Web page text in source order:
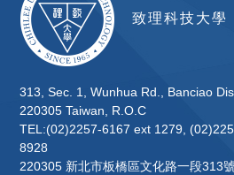
致理科技大
313, Sec. 1, Wunhua Rd., Banciao
220305 Taiwan, R.O.C
TEL:(02)2257-6167 ext 1279,
8928
220305 新北市板橋區文化路一段313